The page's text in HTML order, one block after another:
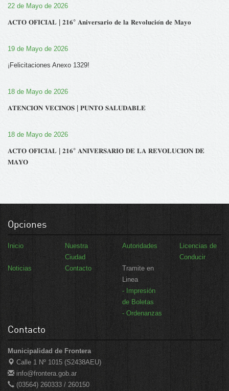
22 de Mayo de 2026
𝐀𝐂𝐓𝐎 𝐎𝐅𝐈𝐂𝐈𝐀𝐋 | 𝟐𝟏𝟔° 𝐀𝐧𝐢𝐯𝐞𝐫𝐬𝐚𝐫𝐢𝐨 𝐝𝐞 𝐥𝐚 𝐑𝐞𝐯𝐨𝐥𝐮𝐜𝐢𝐨́𝐧 𝐝𝐞 𝐌𝐚𝐲𝐨
19 de Mayo de 2026
¡Felicitaciones Anexo 1329!
18 de Mayo de 2026
𝐀𝐓𝐄𝐍𝐂𝐈𝐎́𝐍 𝐕𝐄𝐂𝐈𝐍𝐎𝐒 | 𝐏𝐔𝐍𝐓𝐎 𝐒𝐀𝐋𝐔𝐃𝐀𝐁𝐋𝐄
18 de Mayo de 2026
𝐀𝐂𝐓𝐎 𝐎𝐅𝐈𝐂𝐈𝐀𝐋 | 𝟐𝟏𝟔° 𝐀𝐍𝐈𝐕𝐄𝐑𝐒𝐀𝐑𝐈𝐎 𝐃𝐄 𝐋𝐀 𝐑𝐄𝐕𝐎𝐋𝐔𝐂𝐈𝐎́𝐍 𝐃𝐄
𝐌𝐀𝐘𝐎
Opciones
Inicio
Nuestra
Ciudad
Autoridades
Licencias de
Conducir
Noticias
Contacto
Tramite en
Linea
- Impresión
de Boletas
- Ordenanzas
Contacto
Municipalidad de Frontera
Calle 1 Nº 1015 (S2438AEU)
info@frontera.gob.ar
(03564) 260333 / 260150